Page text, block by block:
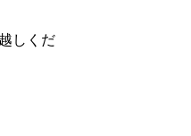
しくだ